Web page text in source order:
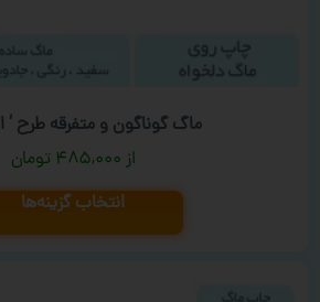
ماگ گوناگون و متفرقه طرح ‘
۴۸۵,۰۰۰ تومان
انتخاب گزینه‌ها